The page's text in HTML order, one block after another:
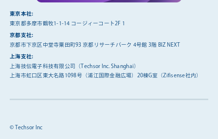
東京本社:
東京都多摩市鶴牧1-1-14 コージィーコート2F 1
京都支社:
京都市下京区中堂寺粟田町93 京都リサーチパーク 4号館 3階 BIZ NEXT
上海支社:
上海技伝電子科技有限公司（Techsor Inc. Shanghai）
上海市虹口区東大名路1098号（浦江国際金融広場）20棟G室（Zifisense社内）
© Techsor Inc